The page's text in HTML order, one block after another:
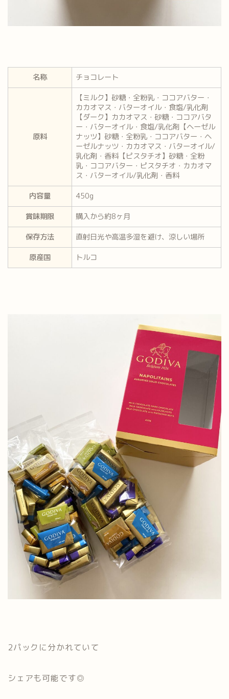
名称 チョコレート
原料
【ミルク】砂糖・全粉乳・ココアバター・
カカオマス・バターオイル・食塩/乳化剤
【ダーク】カカオマス・砂糖・ココアバタ
ー・バターオイル・食塩/乳化剤【ヘーゼル
ナッツ】砂糖・全粉乳・ココアバター・ヘ
ーゼルナッツ・カカオマス・バターオイル/
乳化剤・香料【ピスタチオ】砂糖・全粉
乳・ココアバター・ピスタチオ・カカオマ
ス・バターオイル/乳化剤・香料
内容量
450g
賞味期限
購入から約8ヶ月
保存方法
直射日光や高温多湿を避け、涼しい場所
原産国
トルコ
2パックに分かれていて
シェアも可能です◎